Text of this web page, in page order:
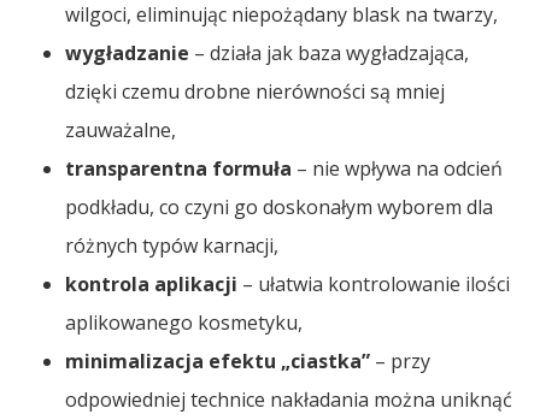
wilgoci, eliminując niepożądany blask na twarzy,
wygładzanie – działa jak baza wygładzająca,
dzięki czemu drobne nierówności są mniej
zauważalne,
transparentna formuła – nie wpływa na odcień
podkładu, co czyni go doskonałym wyborem dla
różnych typów karnacji,
kontrola aplikacji – ułatwia kontrolowanie ilości
aplikowanego kosmetyku,
minimalizacja efektu „ciastka” – przy
odpowiedniej technice nakładania można uniknąć